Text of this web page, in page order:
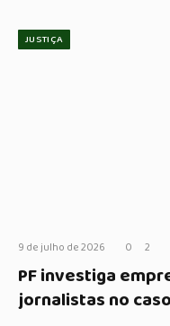
JUSTIÇA
9 de julho de 2026 0 2
PF investiga
jornalistas no